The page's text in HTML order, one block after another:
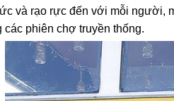
và rạo rực đến với mỗi người,
các phiên chợ truyền thống.